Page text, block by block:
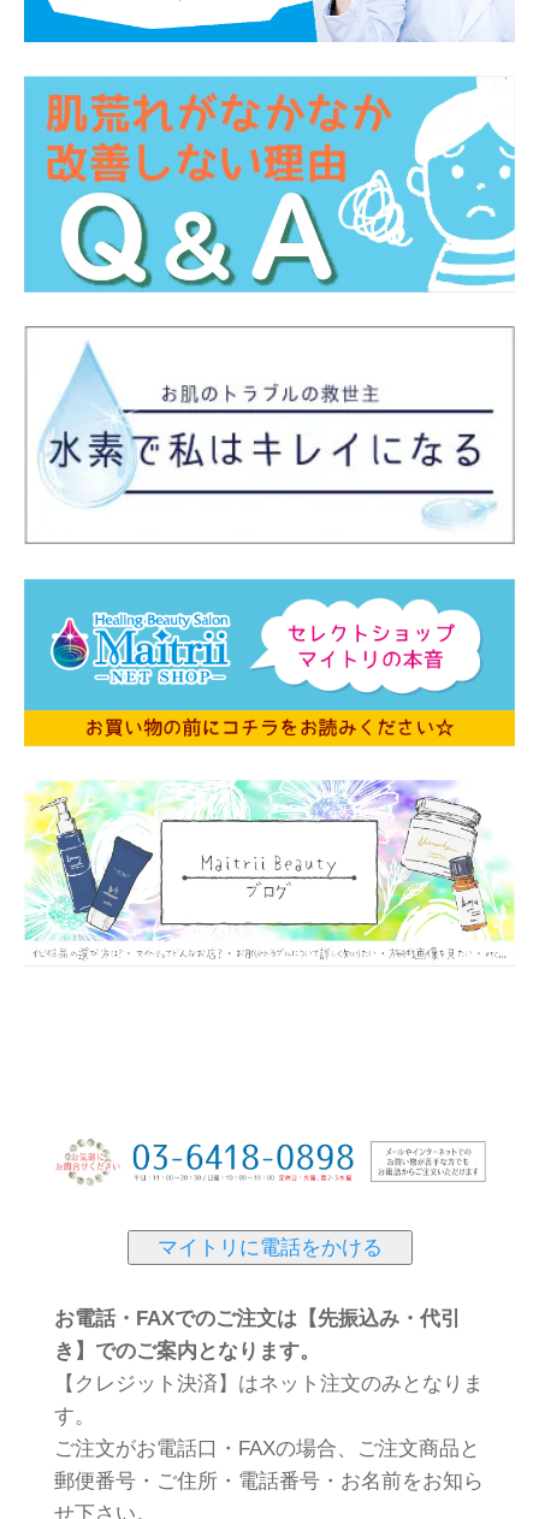
マイトリに電話をかける
お電話・FAXでのご注文は【先振込み・代引
き】でのご案内となります。
【クレジット決済】はネット注文のみとなりま
す。
ご注文がお電話口・FAXの場合、ご注文商品と
郵便番号・ご住所・電話番号・お名前をお知ら
せ下さい。